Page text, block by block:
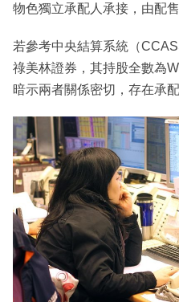
物色獨立承配人承接，由配
若參考中央結算系統（
祿美林證券，其持股全數為
暗示兩者關係密切，存在承